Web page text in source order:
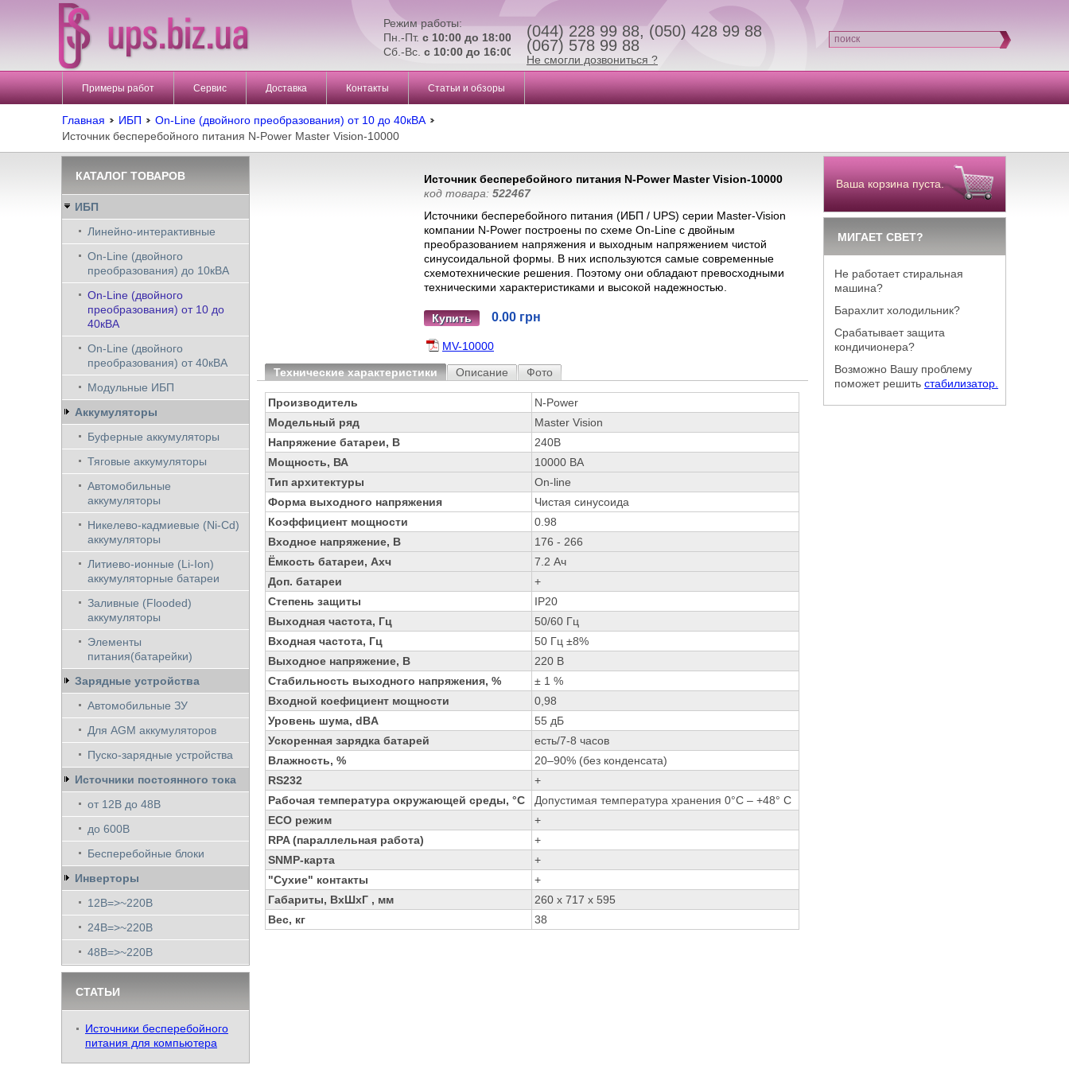
Режим работы:
Пн.-Пт. с 10:00 до 18:00
Сб.-Вс. с 10:00 до 16:00
(044) 228 99 88, (050) 428 99 88
(067) 578 99 88
Не смогли дозвониться ?
поиск
Примеры работ Сервис Доставка Контакты Статьи и обзоры
Главная ИБП
On-Line (двойного преобразования) от 10 до 40кВА
Источник бесперебойного питания N-Power Master Vision-10000
Источник бесперебойного питания N-Power Master Vision-10000
код товара: 522467
Источники бесперебойного питания (ИБП / UPS) серии Master-Vision
компании N-Power построены по схеме On-Line с двойным
преобразованием напряжения и выходным напряжением чистой
синусоидальной формы. В них используются самые современные
схемотехнические решения. Поэтому они обладают превосходными
техническими характеристиками и высокой надежностью.
Купить 0.00 грн
MV-10000
Технические характеристики Описание Фото
Производитель
N-Power
Модельный ряд
Master Vision
Напряжение батареи, В
240В
Мощность, ВА
10000 ВА
Тип архитектуры
On-line
Форма выходного напряжения
Чистая синусоида
Коэффициент мощности
0.98
Входное напряжение, В
176 - 266
Ёмкость батареи, Ахч
7.2 Ач
Доп. батареи
+
Степень защиты
IP20
Выходная частота, Гц
50/60 Гц
Входная частота, Гц
50 Гц ±8%
Выходное напряжение, В
220 В
Стабильность выходного напряжения, %
± 1 %
Входной коефициент мощности
0,98
Уровень шума, dBA
55 дБ
Ускоренная зарядка батарей
есть/7-8 часов
Влажность, %
20–90% (без конденсата)
RS232
+
Рабочая температура окружающей среды, °C
Допустимая температура хранения 0°С – +48° С
ECO режим
+
RPA (параллельная работа)
+
SNMP-карта
+
"Сухие" контакты
+
Габариты, ВхШхГ , мм
260 x 717 x 595
Вес, кг
38
КАТАЛОГ ТОВАРОВ
ИБП
Линейно-интерактивные
On-Line (двойного
преобразования) до 10кВА
On-Line (двойного
преобразования) от 10 до
40кВА
On-Line (двойного
преобразования) от 40кВА
Модульные ИБП
Аккумуляторы
Буферные аккумуляторы
Тяговые аккумуляторы
Автомобильные
аккумуляторы
Никелево-кадмиевые (Ni-Cd)
аккумуляторы
Литиево-ионные (Li-Ion)
аккумуляторные батареи
Заливные (Flooded)
аккумуляторы
Элементы
питания(батарейки)
Зарядные устройства
Автомобильные ЗУ
Для AGM аккумуляторов
Пуско-зарядные устройства
Источники постоянного тока
от 12В до 48В
до 600В
Бесперебойные блоки
Инверторы
12В=>~220В
24В=>~220В
48В=>~220В
СТАТЬИ
Источники бесперебойного
питания для компьютера
Ваша корзина пуста.
МИГАЕТ СВЕТ?
Не работает стиральная
машина?
Барахлит холодильник?
Срабатывает защита
кондичионера?
Возможно Вашу проблему
поможет решить стабилизатор.